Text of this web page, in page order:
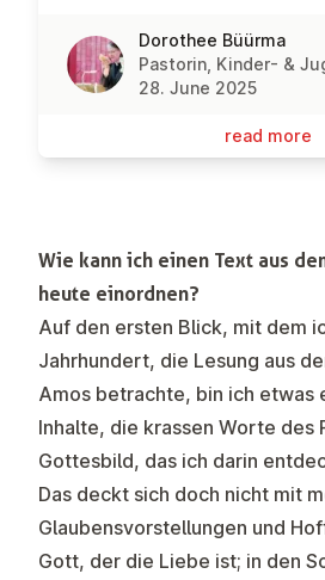
Dorothee Büürma
Pastorin, Kinder- &
28. June 2025
read more
Wie kann ich einen Text aus
heute einordnen?
Auf den ersten Blick, mit dem
Jahrhundert, die Lesung aus
Amos betrachte, bin ich etwas
Inhalte, die krassen Worte des
Gottesbild, das ich darin
Das deckt sich doch nicht mit
Glaubensvorstellungen und
Gott, der die Liebe ist; in den